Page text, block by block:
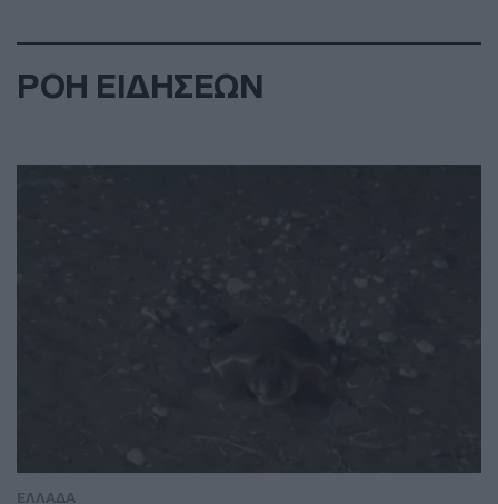
ΡΟΗ ΕΙΔΗΣΕΩΝ
ΕΛΛΑΔΑ